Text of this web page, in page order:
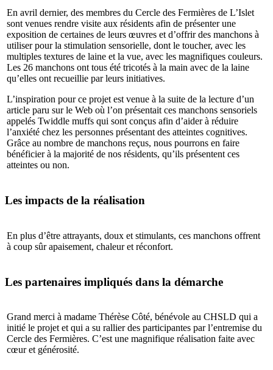
En avril dernier, des membres du Cercle des Fermières de L’Islet
sont venues rendre visite aux résidents afin de présenter une
exposition de certaines de leurs œuvres et d’offrir des manchons à
utiliser pour la stimulation sensorielle, dont le toucher, avec les
multiples textures de laine et la vue, avec les magnifiques couleurs.
Les 26 manchons ont tous été tricotés à la main avec de la laine
qu’elles ont recueillie par leurs initiatives.
L’inspiration pour ce projet est venue à la suite de la lecture d’un
article paru sur le Web où l’on présentait ces manchons sensoriels
appelés Twiddle muffs qui sont conçus afin d’aider à réduire
l’anxiété chez les personnes présentant des atteintes cognitives.
Grâce au nombre de manchons reçus, nous pourrons en faire
bénéficier à la majorité de nos résidents, qu’ils présentent ces
atteintes ou non.
Les impacts de la réalisation
En plus d’être attrayants, doux et stimulants, ces manchons offrent
à coup sûr apaisement, chaleur et réconfort.
Les partenaires impliqués dans la démarche
Grand merci à madame Thérèse Côté, bénévole au CHSLD qui a
initié le projet et qui a su rallier des participantes par l’entremise du
Cercle des Fermières. C’est une magnifique réalisation faite avec
cœur et générosité.